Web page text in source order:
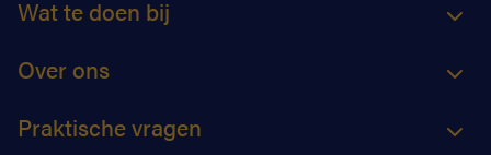
Wat te doen bij
Over ons
Praktische vragen